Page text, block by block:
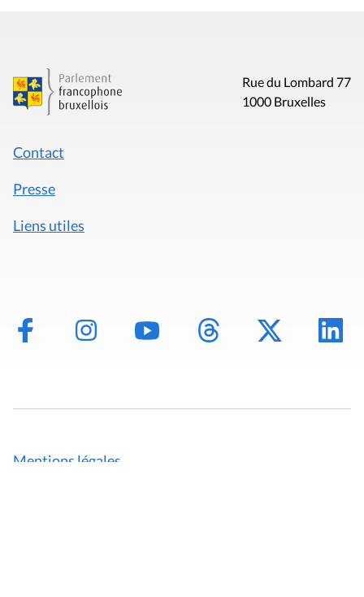
Rue du Lombard 77
1000 Bruxelles
Contact
Presse
Liens utiles
Mentions légales